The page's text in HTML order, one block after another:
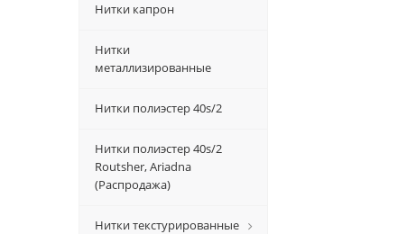
Нитки капрон
Нитки
металлизированные
Нитки полиэстер 40s/2
Нитки полиэстер 40s/2
Routsher, Ariadna
(Распродажа)
Нитки текстурированные